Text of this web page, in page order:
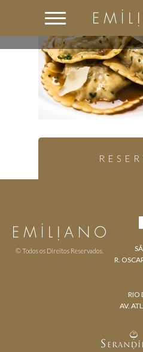
© Todos os Direitos Reservados.
R.
RIO
AV.